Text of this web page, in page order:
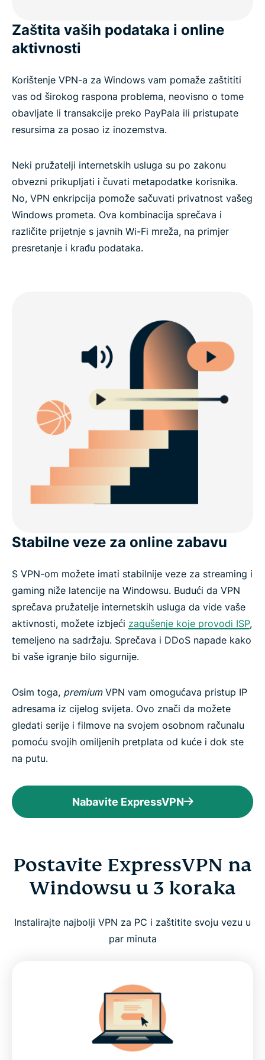
Često postavljana pitanja: VPN za Windows PC
Isprobajte bez rizika ExpressVPN
Zaštita vaših podataka i online
aktivnosti
Korištenje VPN-a za Windows vam pomaže zaštititi
vas od širokog raspona problema, neovisno o tome
obavljate li transakcije preko PayPala ili pristupate
resursima za posao iz inozemstva.
Neki pružatelji internetskih usluga su po zakonu
obvezni prikupljati i čuvati metapodatke korisnika.
No, VPN enkripcija pomože sačuvati privatnost vašeg
Windows prometa. Ova kombinacija sprečava i
različite prijetnje s javnih Wi-Fi mreža, na primjer
presretanje i krađu podataka.
Stabilne veze za online zabavu
S VPN-om možete imati stabilnije veze za streaming i
gaming niže latencije na Windowsu. Budući da VPN
sprečava pružatelje internetskih usluga da vide vaše
aktivnosti, možete izbjeći zagušenje koje provodi ISP,
temeljeno na sadržaju. Sprečava i DDoS napade kako
bi vaše igranje bilo sigurnije.
Osim toga, premiumVPN vam omogućava pristup IP
adresama iz cijelog svijeta. Ovo znači da možete
gledati serije i filmove na svojem osobnom računalu
pomoću svojih omiljenih pretplata od kuće i dok ste
na putu.
Nabavite ExpressVPN
Postavite ExpressVPN na
Windowsu u 3 koraka
Instalirajte najbolji VPN za PC i zaštitite svoju vezu u
par minuta